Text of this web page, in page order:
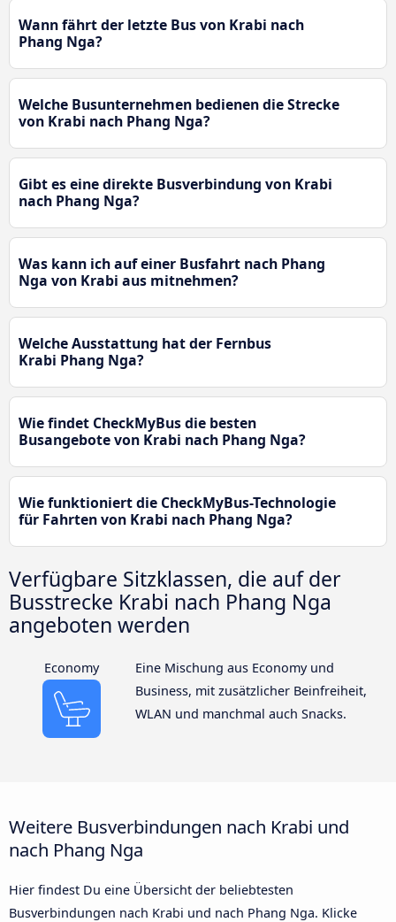
Wann fährt der letzte Bus von Krabi nach
Phang Nga?
Welche Busunternehmen bedienen die Strecke
von Krabi nach Phang Nga?
Gibt es eine direkte Busverbindung von Krabi
nach Phang Nga?
Was kann ich auf einer Busfahrt nach Phang
Nga von Krabi aus mitnehmen?
Welche Ausstattung hat der Fernbus
Krabi Phang Nga?
Wie findet CheckMyBus die besten
Busangebote von Krabi nach Phang Nga?
Wie funktioniert die CheckMyBus-Technologie
für Fahrten von Krabi nach Phang Nga?
Verfügbare Sitzklassen, die auf der
Busstrecke Krabi nach Phang Nga
angeboten werden
Economy
Eine Mischung aus Economy und
Business, mit zusätzlicher Beinfreiheit,
WLAN und manchmal auch Snacks.
Weitere Busverbindungen nach Krabi und
nach Phang Nga
Hier findest Du eine Übersicht der beliebtesten
Busverbindungen nach Krabi und nach Phang Nga. Klicke